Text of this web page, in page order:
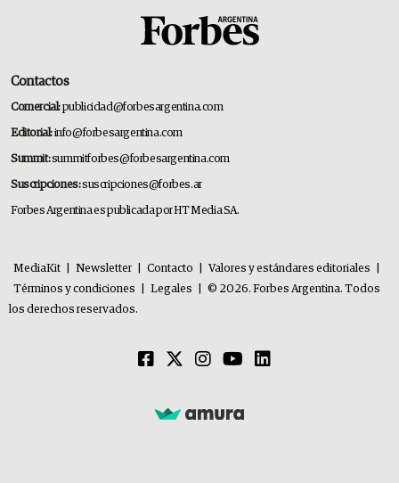
Contactos
Comercial:publicidad@forbesargentina.com
Editorial:info@forbesargentina.com
Summit:summitforbes@forbesargentina.com
Suscripciones:suscripciones@forbes.ar
Forbes Argentina es publicada por HT Media SA.
MediaKit Newsletter Contacto Valores y estándares editoriales
Términos y condiciones
Legales
© 2026. Forbes Argentina. Todos
los derechos reservados.